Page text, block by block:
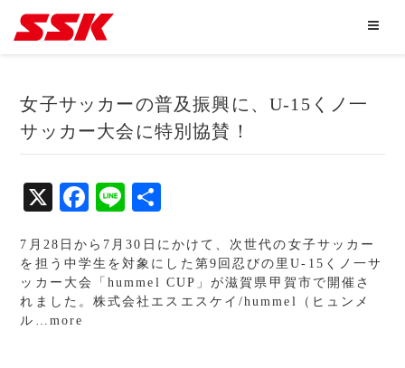
女子サッカーの普及振興に、U-15くノ一
サッカー大会に特別協賛！
X
Fa
bo
ok
Li
7月28日から7月30日にかけて、次世代の女子サッカー
を担う中学生を対象にした第9回忍びの里U-15くノ一サ
ッカー大会「hummel CUP」が滋賀県甲賀市で開催さ
れました。株式会社エスエスケイ/hummel（ヒュンメ
ル…more